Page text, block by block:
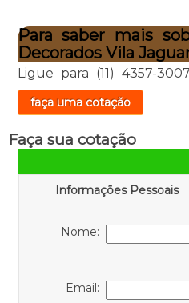
Para saber mais
Decorados Vila
Ligue para (11) 4357-3007
faça uma cotação
Faça sua cotação
Informações Pessoais
Nome:
Email: